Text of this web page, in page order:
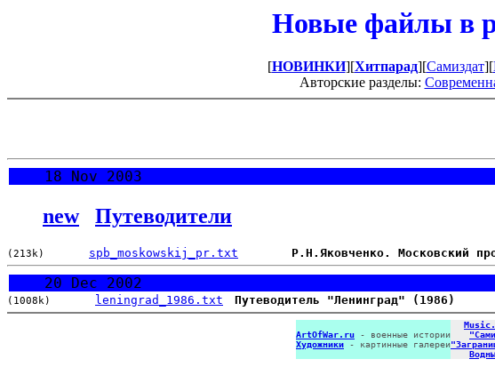
Новые файлы в
[НОВИНКИ][Хитпарад][Самиздат][
Авторские разделы:
18 Nov 2003
new Путеводители
(213k) spb_moskowskij_pr.txt P.Н.Яковченко. Московский
20 Dec 2002
(1008k) leningrad_1986.txt Путеводитель "Ленинград" (1986)
ArtOfWar.ru - военные истории
Художники - картинные галереи